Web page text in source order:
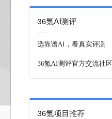
36氪AI测评
选靠谱AI，看真实评测
36氪AI测评官方交流社区
36氪项目推荐